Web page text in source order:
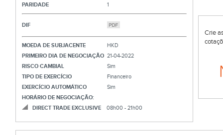
PARIDADE
1
DIF
MOEDA DE SUBJACENTE
HKD
PRIMEIRO DIA DE NEGOCIAÇÃO 21-04-2022
RISCO CAMBIAL
Sim
TIPO DE EXERCÍCIO
Financeiro
EXERCÍCIO AUTOMÁTICO
Sim
HORÁRIO DE NEGOCIAÇÃO:
DIRECT TRADE EXCLUSIVE
08h00 - 21h00
Crie